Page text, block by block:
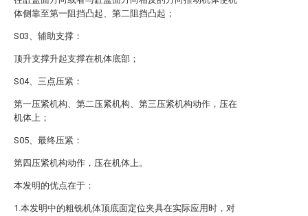
体侧靠至第一阻挡凸起、第二阻挡凸起；
S03、辅助支撑：
顶升支撑升起支撑在机体底部；
S04、三点压紧：
第一压紧机构、第二压紧机构、第三压紧机构动作，压在
机体上；
S05、最终压紧：
第四压紧机构动作，压在机体上。
本发明的优点在于：
1.本发明中的粗铣机体顶底面定位夹具在实际应用时，对